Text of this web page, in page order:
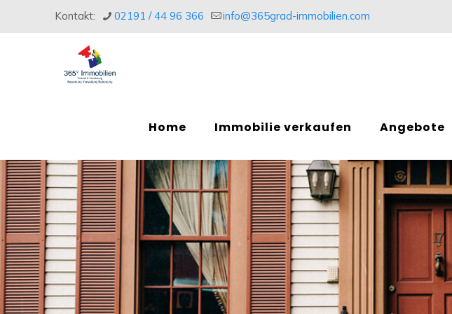
Kontakt: 02191 / 44 96 366 info@365grad-immobilien.com
Home Immobilie verkaufen Angebote